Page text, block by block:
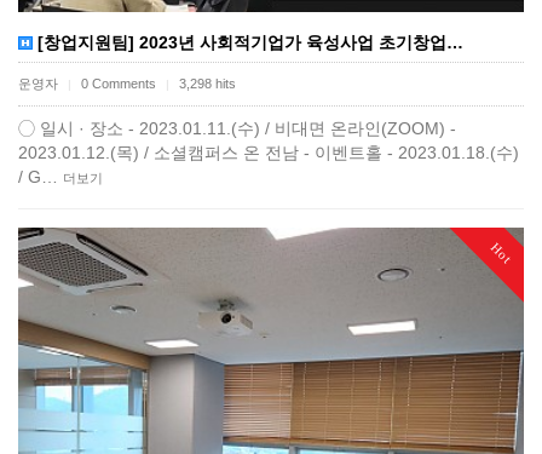
[창업지원팀] 2023년 사회적기업가 육성사업 초기창업…
운영자 | 0 Comments | 3,298 hits
◯ 일시 · 장소 - 2023.01.11.(수) / 비대면 온라인(ZOOM) -
2023.01.12.(목) / 소셜캠퍼스 온 전남 - 이벤트홀 - 2023.01.18.(수)
/ G…
더보기
Hot